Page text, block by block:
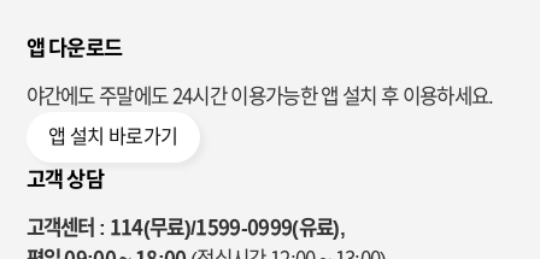
앱 다운로드
야간에도 주말에도 24시간 이용가능한앱 설치 후 이용하세요.
앱 설치 바로가기
고객 상담
고객센터 : 114(무료)/1599-0999(유료),